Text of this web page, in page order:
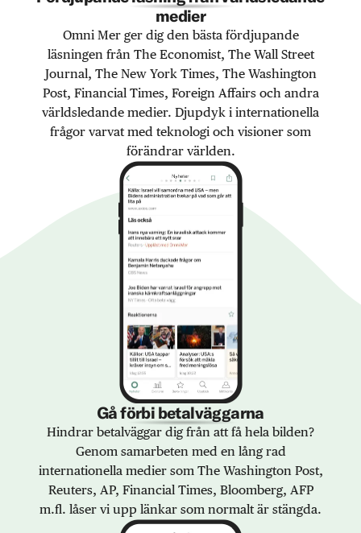
medier
Omni Mer ger dig den bästa fördjupande
läsningen från The Economist, The Wall Street
Journal, The New York Times, The Washington
Post, Financial Times, Foreign Affairs och andra
världsledande medier. Djupdyk i internationella
frågor varvat med teknologi och visioner som
förändrar världen.
Gå förbi betalväggarna
Hindrar betalväggar dig från att få hela bilden?
Genom samarbeten med en lång rad
internationella medier som The Washington Post,
Reuters, AP, Financial Times, Bloomberg, AFP
m.fl. låser vi upp länkar som normalt är stängda.